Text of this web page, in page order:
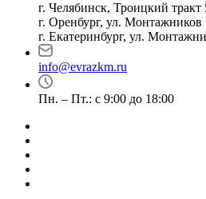
г. Челябинск, Троицкий
г. Оренбург, ул. Монтажников
г. Екатеринбург, ул.
info@evrazkm.ru
Пн. – Пт.: с 9:00 до 18:00